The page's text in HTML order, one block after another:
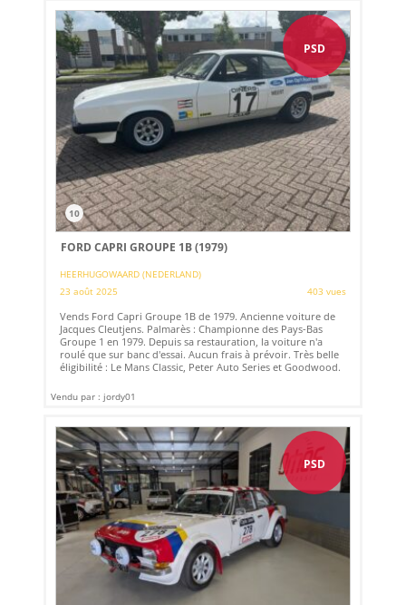
PSD
10
FORD CAPRI GROUPE 1B (1979)
HEERHUGOWAARD (NEDERLAND)
23 août 2025
403 vues
Vends Ford Capri Groupe 1B de 1979. Ancienne voiture de
Jacques Cleutjens. Palmarès : Championne des Pays-Bas
Groupe 1 en 1979. Depuis sa restauration, la voiture n'a
roulé que sur banc d'essai. Aucun frais à prévoir. Très belle
éligibilité : Le Mans Classic, Peter Auto Series et Goodwood.
Vendu par : jordy01
PSD